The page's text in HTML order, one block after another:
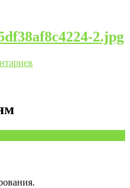
2.jpg